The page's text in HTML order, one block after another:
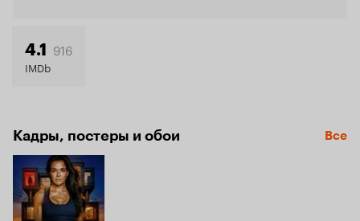
4.1 916
IMDb
Кадры, постеры и обои Все